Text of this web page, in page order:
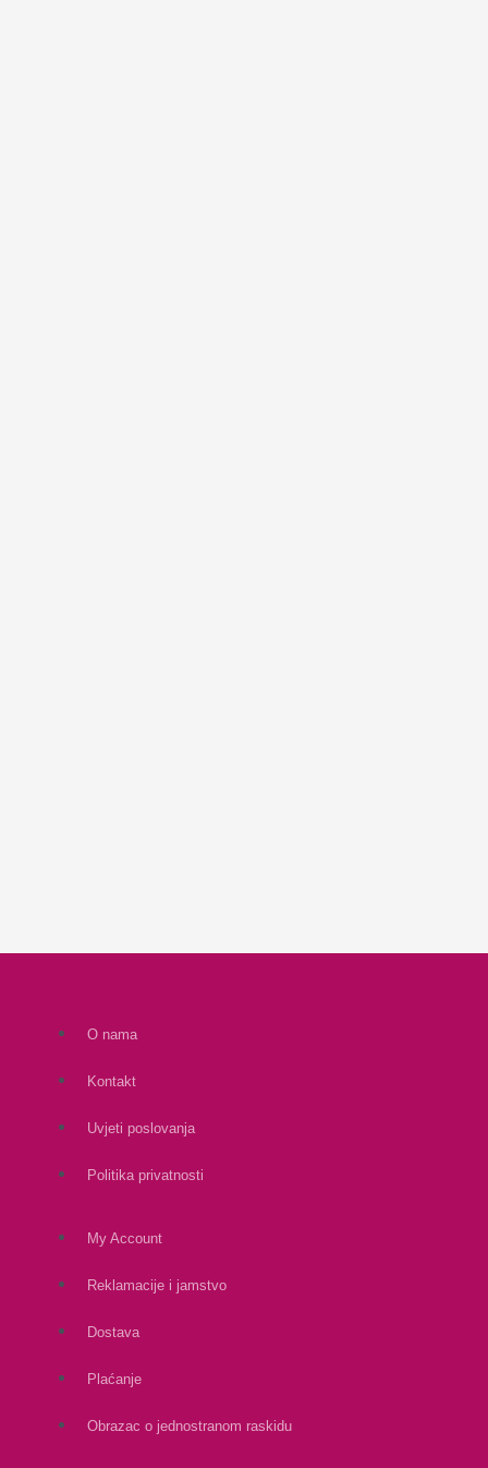
O nama
Kontakt
Uvjeti poslovanja
Politika privatnosti
My Account
Reklamacije i jamstvo
Dostava
Plaćanje
Obrazac o jednostranom raskidu